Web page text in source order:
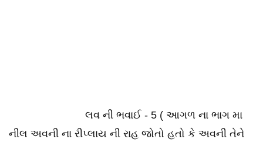
લવ ની ભવાઈ - 5 ( આગળ ના ભાગ મા
નીલ અવની ના રીપ્લાય ની રાહ જોતો હતો કે અવની તેને